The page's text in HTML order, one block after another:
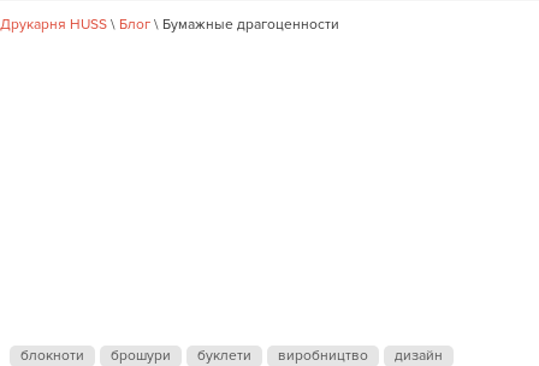
Друкарня HUSS \ Блог \ Бумажные драгоценности
блокноти брошури буклети виробництво
дизайн